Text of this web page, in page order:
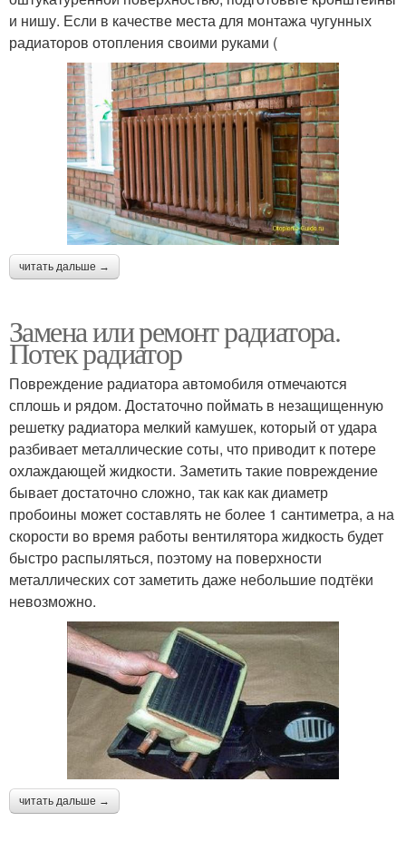
и нишу. Если в качестве места для монтажа чугунных
радиаторов отопления своими руками (
читать дальше →
Замена или ремонт радиатора.
Потек радиатор
Повреждение радиатора автомобиля отмечаются
сплошь и рядом. Достаточно поймать в незащищенную
решетку радиатора мелкий камушек, который от удара
разбивает металлические соты, что приводит к потере
охлаждающей жидкости. Заметить такие повреждение
бывает достаточно сложно, так как как диаметр
пробоины может составлять не более 1 сантиметра, а на
скорости во время работы вентилятора жидкость будет
быстро распыляться, поэтому на поверхности
металлических сот заметить даже небольшие подтёки
невозможно.
читать дальше →